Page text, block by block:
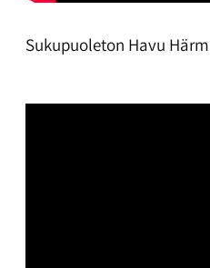
Sukupuoleton Havu